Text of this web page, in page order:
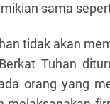
sama
tidak akan
Tuhan
orang yang